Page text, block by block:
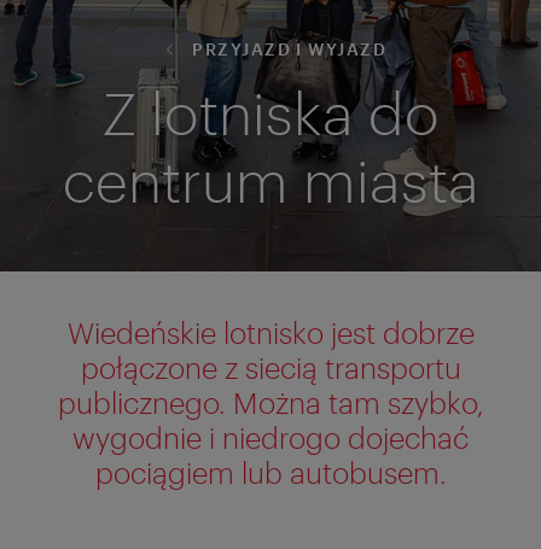
PRZYJAZD I WYJAZD
Z lotniska do
centrum miasta
Wiedeńskie lotnisko jest dobrze
połączone z siecią transportu
publicznego. Można tam szybko,
wygodnie i niedrogo dojechać
pociągiem lub autobusem.